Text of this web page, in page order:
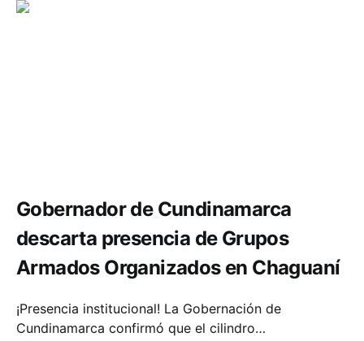
Gobernador de Cundinamarca
descarta presencia de Grupos
Armados Organizados en Chaguaní
¡Presencia institucional! La Gobernación de
Cundinamarca confirmó que el cilindro…